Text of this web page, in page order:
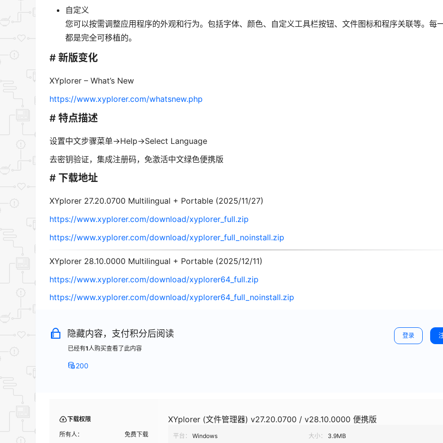
自定义
您可以按需调整应用程序的外观和行为。包括字体、颜色、自定义工具栏按钮、文件图标和程序关联等。每
都是完全可移植的。
# 新版变化
XYplorer – What’s New
https://www.xyplorer.com/whatsnew.php
# 特点描述
设置中文步骤菜单->Help->Select Language
去密钥验证，集成注册码，免激活中文绿色便携版
# 下载地址
XYplorer 27.20.0700 Multilingual + Portable (2025/11/27)
https://www.xyplorer.com/download/xyplorer_full.zip
https://www.xyplorer.com/download/xyplorer_full_noinstall.zip
XYplorer 28.10.0000 Multilingual + Portable (2025/12/11)
https://www.xyplorer.com/download/xyplorer64_full.zip
https://www.xyplorer.com/download/xyplorer64_full_noinstall.zip
隐藏内容，支付积分后阅读
已经有1人购买查看了此内容
200
登录
下载权限
所有人： 免费下载
XYplorer (文件管理器) v27.20.0700 / v28.10.0000 便携版
平台： Windows 大小：
3.9MB